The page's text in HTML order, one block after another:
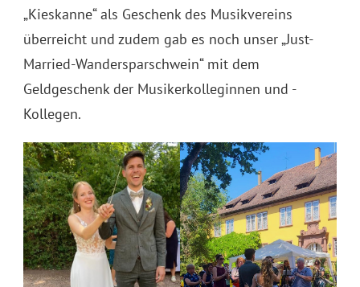
„Kieskanne“ als Geschenk des Musikvereins
überreicht und zudem gab es noch unser „Just-
Married-Wandersparschwein“ mit dem
Geldgeschenk der Musikerkolleginnen und -
Kollegen.